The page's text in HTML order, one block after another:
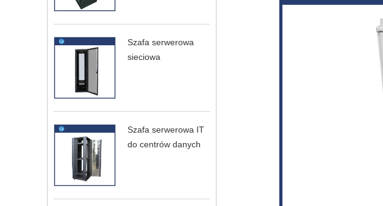
Szafa serwerowa
sieciowa
Szafa serwerowa IT
do centrów danych